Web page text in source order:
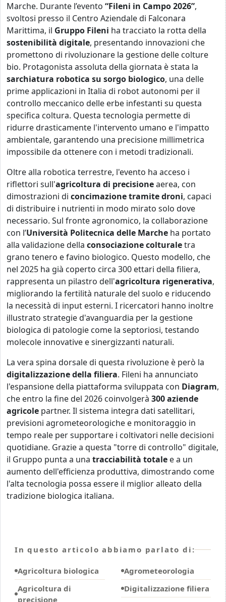
Marche. Durante l’evento “Fileni in Campo 2026”,
svoltosi presso il Centro Aziendale di Falconara
Marittima, il Gruppo Fileni ha tracciato la rotta della
sostenibilità digitale, presentando innovazioni che
promettono di rivoluzionare la gestione delle colture
bio. Protagonista assoluta della giornata è stata la
sarchiatura robotica su sorgo biologico, una delle
prime applicazioni in Italia di robot autonomi per il
controllo meccanico delle erbe infestanti su questa
specifica coltura. Questa tecnologia permette di
ridurre drasticamente l'intervento umano e l'impatto
ambientale, garantendo una precisione millimetrica
impossibile da ottenere con i metodi tradizionali.
Oltre alla robotica terrestre, l'evento ha acceso i
riflettori sull'agricoltura di precisioneaerea, con
dimostrazioni di concimazione tramite droni, capaci
di distribuire i nutrienti in modo mirato solo dove
necessario. Sul fronte agronomico, la collaborazione
con l’Università Politecnica delle Marche ha portato
alla validazione della consociazione colturaletra
grano tenero e favino biologico. Questo modello, che
nel 2025 ha già coperto circa 300 ettari della filiera,
rappresenta un pilastro dell'agricoltura rigenerativa,
migliorando la fertilità naturale del suolo e riducendo
la necessità di input esterni. I ricercatori hanno inoltre
illustrato strategie d'avanguardia per la gestione
biologica di patologie come la septoriosi, testando
molecole innovative e sinergizzanti naturali.
La vera spina dorsale di questa rivoluzione è però la
digitalizzazione della filiera. Fileni ha annunciato
l'espansione della piattaforma sviluppata con Diagram,
che entro la fine del 2026 coinvolgerà 300 aziende
agricole partner. Il sistema integra dati satellitari,
previsioni agrometeorologiche e monitoraggio in
tempo reale per supportare i coltivatori nelle decisioni
quotidiane. Grazie a questa "torre di controllo" digitale,
il Gruppo punta a una tracciabilità totale e a un
aumento dell'efficienza produttiva, dimostrando come
l'alta tecnologia possa essere il miglior alleato della
tradizione biologica italiana.
In questo articolo abbiamo parlato di:
Agricoltura biologica
Agricoltura di
precisione
Agrometeorologia
Digitalizzazione filiera